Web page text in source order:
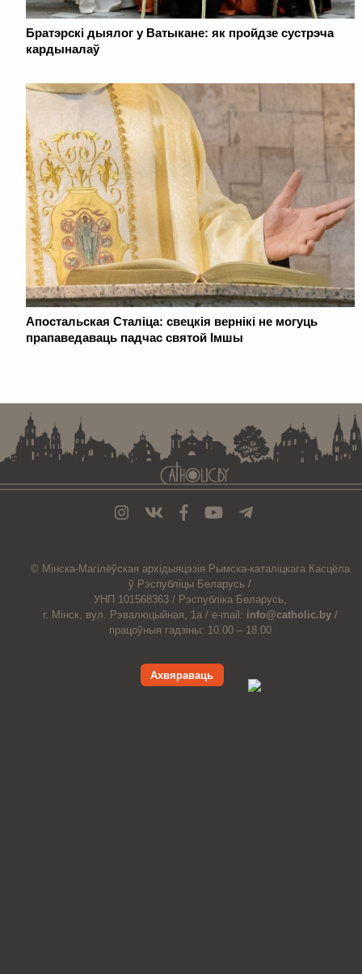
Братэрскі дыялог у Ватыкане: як пройдзе сустрэча
кардыналаў
Апостальская Сталіца: свецкія вернікі не могуць
прапаведаваць падчас святой Імшы
© Мiнска-Магiлёўская архiдыяцэзiя Рымска-каталіцкага Касцёла
ў Рэспубліцы Беларусь /
УНП 101568363 / Рэспубліка Беларусь,
г. Мінск, вул. Рэвалюцыйная, 1а / e-mail: info@catholic.by /
працоўныя гадзіны: 10.00 – 18.00
Ахвяраваць